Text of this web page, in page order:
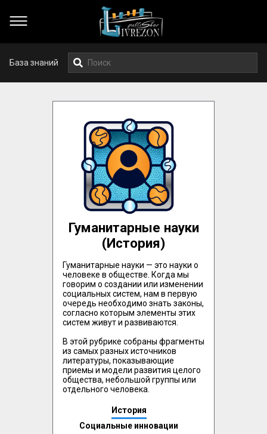
База знаний
Гуманитарные науки
(История)
Гуманитарные науки — это науки о
человеке в обществе. Когда мы
говорим о создании или изменении
социальных систем, нам в первую
очередь необходимо знать законы,
согласно которым элементы этих
систем живут и развиваются.
В этой рубрике собраны фрагменты
из самых разных источников
литературы, показывающие
приемы и модели развития целого
общества, небольшой группы или
отдельного человека.
История
Социальные инновации